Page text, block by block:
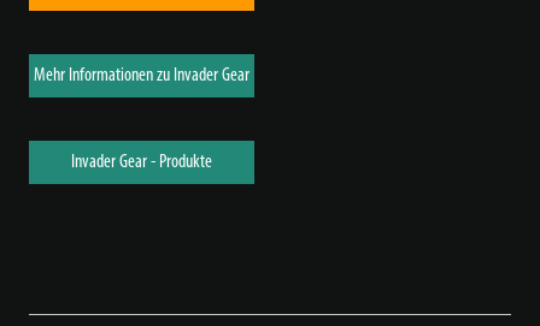
Mehr Informationen zu Invader Gear
Invader Gear - Produkte